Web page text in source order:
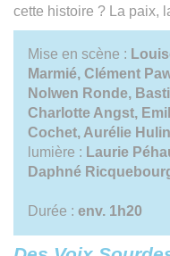
cette histoire ? La paix,
Mise en scène :
Marmié, Clément
Nolwen Ronde,
Charlotte Angst,
Cochet, Aurélie Hulin
lumière : Laurie
Daphné
Durée : env. 1h20